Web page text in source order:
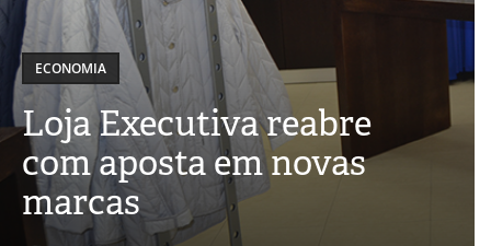
ECONOMIA
Loja Executiva reabre
com aposta em novas
marcas